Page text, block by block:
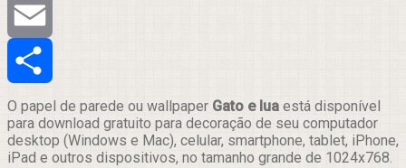
Tumblr
Email
Compartilhar
O papel de parede ou wallpaper Gato e lua está disponível
para download gratuito para decoração de seu computador
desktop (Windows e Mac), celular, smartphone, tablet, iPhone,
iPad e outros dispositivos, no tamanho grande de 1024x768.